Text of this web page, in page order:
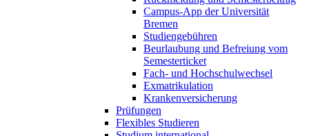
Campus-App der Universität
Bremen
Studiengebühren
Beurlaubung und Befreiung vom
Semesterticket
Fach- und Hochschulwechsel
Exmatrikulation
Krankenversicherung
Prüfungen
Flexibles Studieren